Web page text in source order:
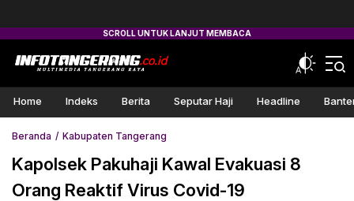
Home Indeks Berita Seputar Haji Headline
Beranda Kabupaten Tangerang
Kapolsek Pakuhaji Kawal Evakuasi 8
Orang Reaktif Virus Covid-19